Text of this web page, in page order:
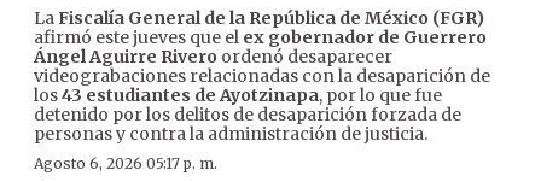
LaFiscalía General de la República de México (FGR)
afirmó este jueves que el ex gobernador de Guerrero
Ángel Aguirre Rivero ordenó desaparecer
videograbaciones relacionadas con la desaparición de
los43 estudiantes de Ayotzinapa, por lo que fue
detenido por los delitos de desaparición forzada de
personas y contra la administración de justicia.
Agosto 6, 2026 05:17 p. m.